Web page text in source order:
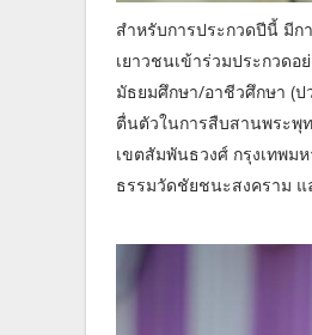
สำหรับการประกวดปีนี้ มีก
เยาวชนเข้าร่วมประกวด
มัธยมศึกษา/อาชีวศึกษา (
ตื่นตัวในการสืบสานพระพุ
เขตสัมพันธวงศ์ กรุงเทพม
ธรรมวัดชัยชนะสงคราม แ